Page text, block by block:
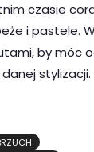
czasie
i pastele.
by móc
stylizacji.